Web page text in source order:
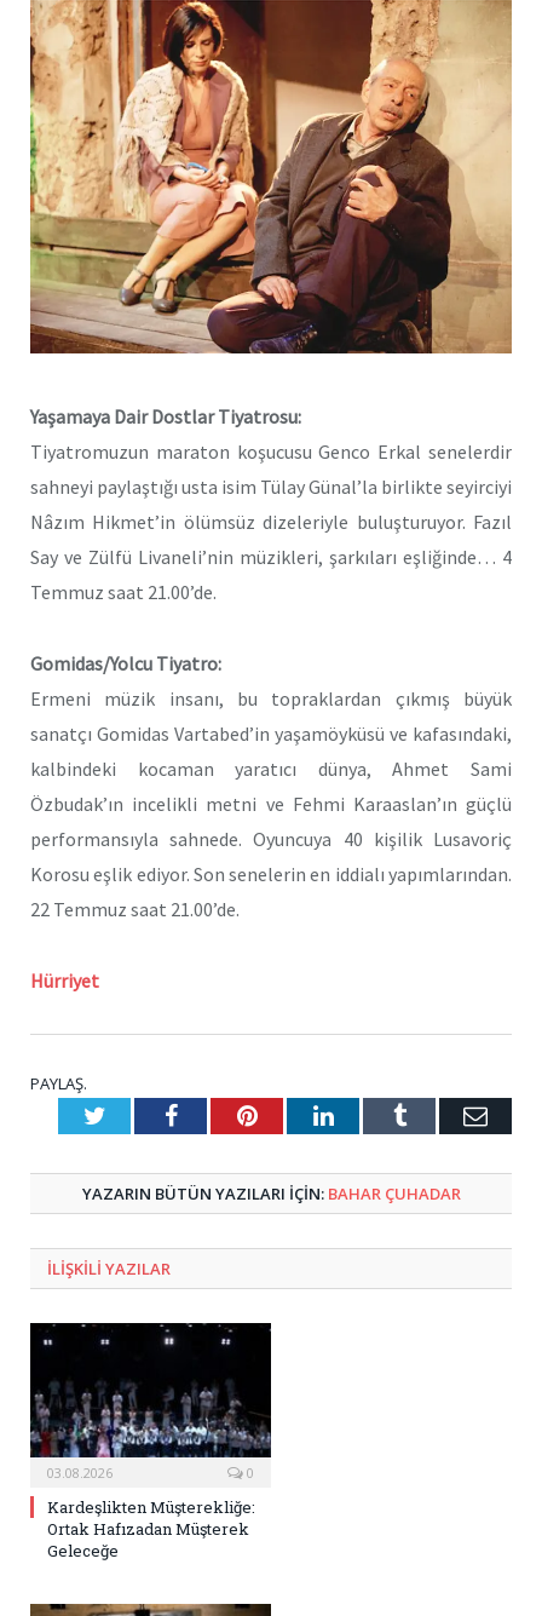
Yaşamaya Dair Dostlar Tiyatrosu:
Tiyatromuzun maraton koşucusu Genco Erkal senelerdir
sahneyi paylaştığı usta isim Tülay Günal’la birlikte seyirciyi
Nâzım Hikmet’in ölümsüz dizeleriyle buluşturuyor. Fazıl
Say ve Zülfü Livaneli’nin müzikleri, şarkıları eşliğinde… 4
Temmuz saat 21.00’de.
Gomidas/Yolcu Tiyatro:
Ermeni müzik insanı, bu topraklardan çıkmış büyük
sanatçı Gomidas Vartabed’in yaşamöyküsü ve kafasındaki,
kalbindeki kocaman yaratıcı dünya, Ahmet Sami
Özbudak’ın incelikli metni ve Fehmi Karaaslan’ın güçlü
performansıyla sahnede. Oyuncuya 40 kişilik Lusavoriç
Korosu eşlik ediyor. Son senelerin en iddialı yapımlarından.
22 Temmuz saat 21.00’de.
Hürriyet
PAYLAŞ.
TwitterFacebookPinterestLinkedInTumblr E-
YAZARIN BÜTÜN YAZILARI IÇIN: BAHAR ÇUHADAR
ILIŞKILI YAZILAR
03.08.2026 0
Kardeşlikten Müşterekliğe:
Ortak Hafızadan Müşterek
Geleceğe